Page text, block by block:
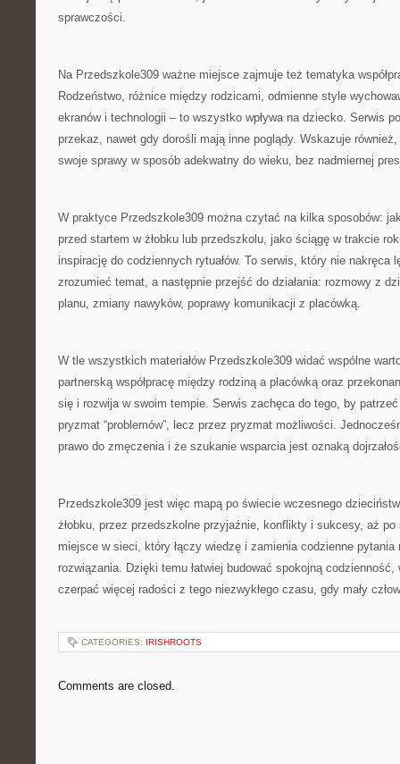
sprawczości.
Na Przedszkole309 ważne miejsce zajmuje też tematyka
Rodzeństwo, różnice między rodzicami, odmienne style
ekranów i technologii – to wszystko wpływa na dziecko. Serwis
przekaz, nawet gdy dorośli mają inne poglądy. Wskazuje
swoje sprawy w sposób adekwatny do wieku, bez nadmiernej
W praktyce Przedszkole309 można czytać na kilka sposobów:
przed startem w żłobku lub przedszkolu, jako ściągę w trakcie
inspirację do codziennych rytuałów. To serwis, który nie nakręca
zrozumieć temat, a następnie przejść do działania: rozmowy z
planu, zmiany nawyków, poprawy komunikacji z placówką.
W tle wszystkich materiałów Przedszkole309 widać wspólne
partnerską współpracę między rodziną a placówką oraz
się i rozwija w swoim tempie. Serwis zachęca do tego, by
pryzmat “problemów”, lecz przez pryzmat możliwości.
prawo do zmęczenia i że szukanie wsparcia jest oznaką
Przedszkole309 jest więc mapą po świecie wczesnego
żłobku, przez przedszkolne przyjaźnie, konflikty i sukcesy, aż
miejsce w sieci, który łączy wiedzę i zamienia codzienne pytania
rozwiązania. Dzięki temu łatwiej budować spokojną
czerpać więcej radości z tego niezwykłego czasu, gdy mały
CATEGORIES: IRISHROOTS
Comments are closed.